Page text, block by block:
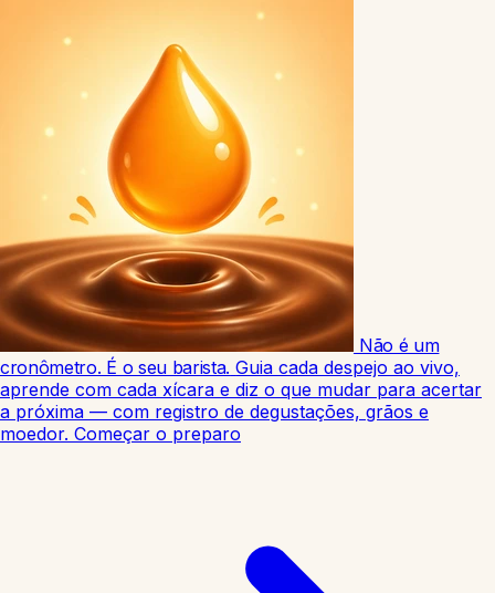
Não é um
cronômetro. É o seu barista. Guia cada despejo ao vivo,
aprende com cada xícara e diz o que mudar para acertar
a próxima — com registro de degustações, grãos e
moedor. Começar o preparo